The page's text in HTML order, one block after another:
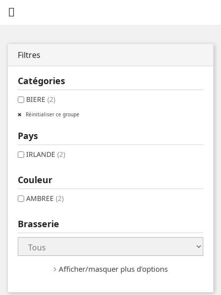

Filtres
Catégories
BIERE (2)
Réinitialiser ce groupe
Pays
IRLANDE (2)
Couleur
AMBREE (2)
Brasserie
Afficher/masquer plus d'options